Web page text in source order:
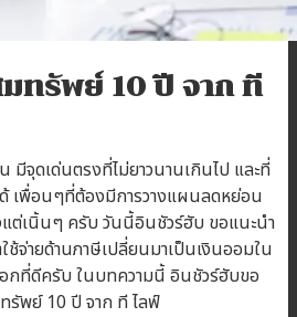
มทรัพย์ 10ปี จาก ที
ดเด่นตรงที่ไม่ยาวนานเกินไป และที่
เพื่อนๆที่ต้องมีการวางแผนลดหย่อน
ต่เนิ้นๆ ครับ วันนี้อินชัวร์ฮับ ขอแนะนำ
ช้จ่ายด้านภาษีเปลี่ยนมาเป็นเงินออมใน
กที่ดีครับ ในบทความนี้ อินชัวร์ฮับขอ
รัพย์ 10 ปี จาก ที ไลฟ์